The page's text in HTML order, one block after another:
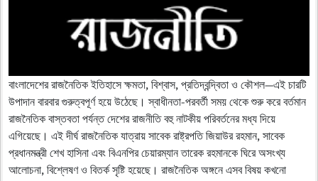
বাংলাদেশের রাজনৈতিক ইতিহাসে ক্ষমতা, বিশ্বাস, প্রতিদ্বন্দ্বিতা ও কৌশল—এই চারটি
উপাদান বারবার গুরুত্বপূর্ণ হয়ে উঠেছে। স্বাধীনতা-পরবর্তী সময় থেকে শুরু করে বর্তমান
রাজনৈতিক বাস্তবতা পর্যন্ত দেশের রাজনীতি বহু নাটকীয় পরিবর্তনের মধ্য দিয়ে
এগিয়েছে। এই দীর্ঘ রাজনৈতিক যাত্রায় সাবেক রাষ্ট্রপতিজিয়াউর রহমান, সাবেক
প্রধানমন্ত্রীশেখ হাসিনাএবং বিএনপির চেয়ারম্যানতারেক রহমানকে ঘিরে অসংখ্য
আলোচনা, বিশ্লেষণ ও বিতর্ক সৃষ্টি হয়েছে। রাজনৈতিক অঙ্গনে এসব বিষয় কখনো